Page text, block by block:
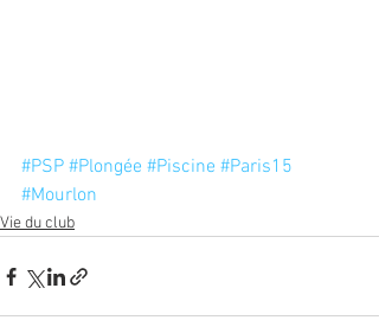
#PSP #Plongée #Piscine #Paris15
#Mourlon
Vie du club